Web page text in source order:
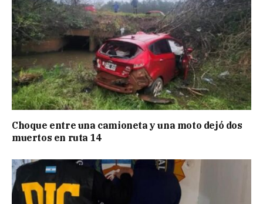
Choque entre una camioneta y una moto dejó dos
muertos en ruta 14